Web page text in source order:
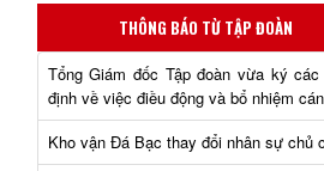
THÔNG BÁO TỪ TẬP ĐOÀN
Tổng Giám đốc Tập đoàn vừa ký
định về việc điều động và bổ nhiệm
Kho vận Đá Bạc thay đổi nhân sự chủ